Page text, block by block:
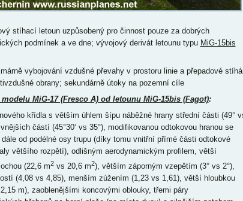
stíhací letoun uzpůsobený pro činnost pouze za dobrých
podmínek a ve dne; vývojový derivát letounu typu MiG-15bis
vybojování vzdušné převahy v prostoru linie a přepadové
obrany; sekundárně útoky na pozemní cíle
MiG-17 (Fresco A) od letounu MiG-15bis (Fagot):
křídla s větším úhlem šípu náběžné hrany střední části (49°
částí (45°30‘ vs 35°), modifikovanou odtokovou hranou se
od podélné osy trupu (díky tomu vnitřní přímé části odtokové
většího rozpětí), odlišným aerodynamickým profilem, větší
(22,6 m2vs 20,6 m2), větším záporným vzepětím (3° vs 2°),
(4,08 vs 4,85), menším zúžením (1,23 vs 1,61), větší hloubkou
m), zaoblenějšími koncovými oblouky, třemi páry